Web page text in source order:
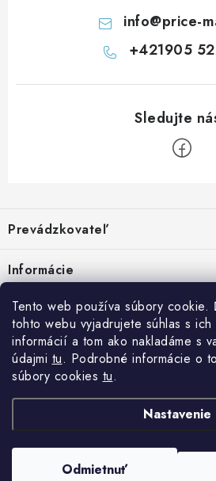
Tento web používa súbory cookie.
tohto webu vyjadrujete súhlas s
informácií a tom ako nakladáme s
údajmi tu. Podrobné informácie o
súbory cookies tu.
Nastavenie
Odmietnuť
info@price-
+421905
p
ä
t
Prevádzkovateľ
Malinová 49
IČO: 34670602
DIČ: 1020448297
IČ DPH: SK1020448297
Informácie
Kontakty
Doprava a platba
Obchodné podmienky
Reklamácie
Facebook
Copyright 2026 .